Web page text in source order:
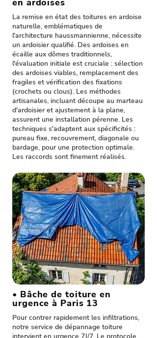
en ardoises
La remise en état des toitures en ardoise
naturelle, emblématiques de
l'architecture haussmannienne, nécessite
un ardoisier qualifié. Des ardoises en
écaille aux dômes traditionnels,
l'évaluation initiale est cruciale : sélection
des ardoises viables, remplacement des
fragiles et vérification des fixations
(crochets ou clous). Les méthodes
artisanales, incluant découpe au marteau
d'ardoisier et ajustement à la plane,
assurent une installation pérenne. Les
techniques s'adaptent aux spécificités :
pureau fixe, recouvrement, diagonale ou
bardage, pour une protection optimale.
Les raccords sont finement réalisés.
• Bâche de toiture en
urgence à Paris 13
Pour contrer rapidement les infiltrations,
notre service de dépannage toiture